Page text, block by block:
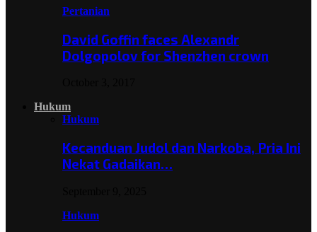
Pertanian
David Goffin faces Alexandr
Dolgopolov for Shenzhen crown
Hukum
Hukum
Kecanduan Judol dan Narkoba, Pria Ini
Nekat Gadaikan…
Hukum